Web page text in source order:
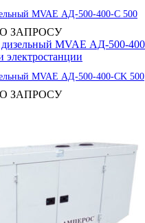
MVAE АД-500-400-C 500
ЗАПРОСУ
электростанции
MVAE АД-500-400-CK 500
ЗАПРОСУ